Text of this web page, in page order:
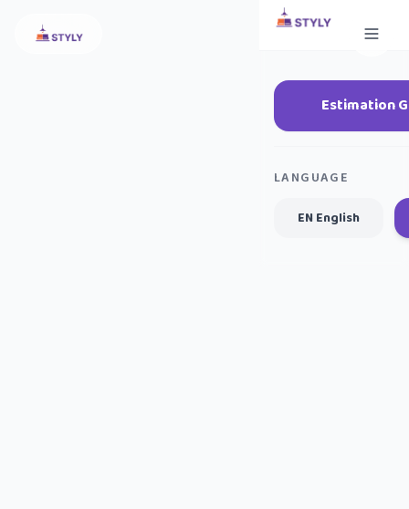
Estimation
LANGUAGE
EN English